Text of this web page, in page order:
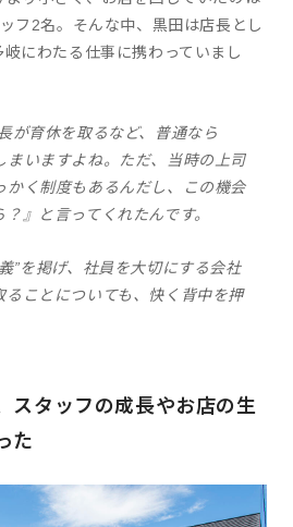
フ2名。そんな中、黒田は店長とし
にわたる仕事に携わっていまし
が育休を取るなど、普通なら
まいますよね。ただ、当時の上司
かく制度もあるんだし、この機会
』と言ってくれたんです。
”を掲げ、社員を大切にする会社
ることについても、快く背中を押
スタッフの成長やお店の生
た